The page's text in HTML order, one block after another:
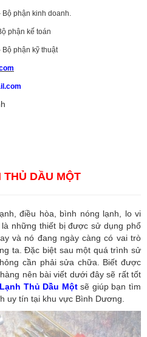
Bộ phận kinh doanh.
phận kế toán
Bộ phận kỹ thuật
DẦU MỘT
điều hòa, bình nóng lạnh, lo vi
những thiết bị được sử dụng phổ
và nó đang ngày càng có vai trò
ta. Đặc biệt sau một quá trình sử
cần phải sửa chữa. Biết được
nên bài viết dưới đây sẽ rất tốt
Thủ Dầu Một sẽ giúp bạn tìm
uy tín tại khu vực Bình Dương.